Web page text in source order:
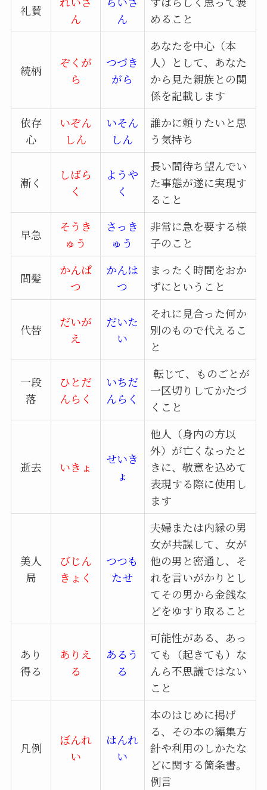
礼賛
ん
ん
めること
続柄
ぞくが
ら
つづき
がら
あなたを中心（本
人）として、あなた
から見た親族との関
係を記載します
依存
心
いぞん
しん
いそん
しん
誰かに頼りたいと思
う気持ち
漸く
しばら
く
ようや
く
長い間待ち望んでい
た事態が遂に実現す
ること
早急
そうき
ゅう
さっき
ゅう
非常に急を要する様
子のこと
間髪
かんぱ
つ
かんは
つ
まったく時間をおか
ずにということ
代替
だいが
え
だいた
い
それに見合った何か
別のもので代えるこ
と
一段
落
ひとだ
んらく
いちだ
んらく
転じて、ものごとが
一区切りしてかたづ
くこと
逝去 いきょ
せいき
ょ
他人（身内の方以
外）が亡くなったと
きに、敬意を込めて
表現する際に使用し
ます
美人
局
びじん
きょく
つつも
たせ
夫婦または内縁の男
女が共謀して、女が
他の男と密通し、そ
れを言いがかりとし
てその男から金銭な
どをゆすり取ること
あり
得る
ありえ
る
あるう
る
可能性がある、あっ
ても（起きても）な
んら不思議ではない
こと
凡例
ぼんれ
い
はんれ
い
本のはじめに掲げ
る、その本の編集方
針や利用のしかたな
どに関する箇条書。
例言